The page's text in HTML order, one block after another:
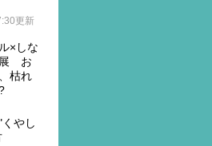
更新
×しな
展 お
枯れ
やし